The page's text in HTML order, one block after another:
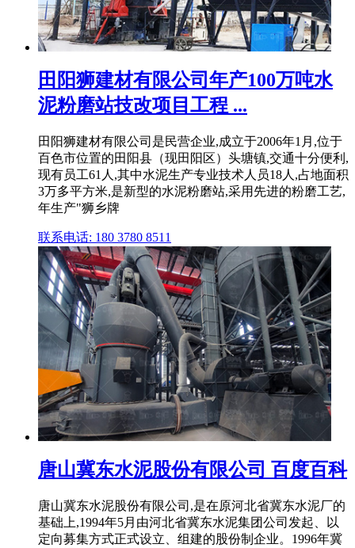
田阳狮建材有限公司年产100万吨水
泥粉磨站技改项目工程 ...
田阳狮建材有限公司是民营企业,成立于2006年1月,位于
百色市位置的田阳县（现田阳区）头塘镇,交通十分便利,
现有员工61人,其中水泥生产专业技术人员18人,占地面积
3万多平方米,是新型的水泥粉磨站,采用先进的粉磨工艺,
年生产"狮乡牌
联系电话: 180 3780 8511
唐山冀东水泥股份有限公司 百度百科
唐山冀东水泥股份有限公司,是在原河北省冀东水泥厂的
基础上,1994年5月由河北省冀东水泥集团公司发起、以
定向募集方式正式设立、组建的股份制企业。1996年冀